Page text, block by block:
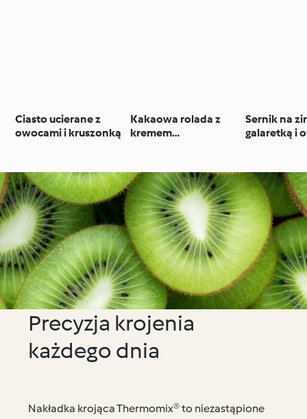
Ciasto ucierane z
owocami i kruszonką
Kakaowa rolada z
kremem
Sernik na
galaretką i
Precyzja krojenia
każdego dnia
Nakładka krojąca Thermomix® to niezastąpione